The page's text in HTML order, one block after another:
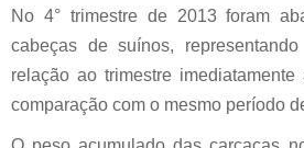
No 4° trimestre de 2013 foram
cabeças de suínos,
relação ao trimestre
comparação com o mesmo período